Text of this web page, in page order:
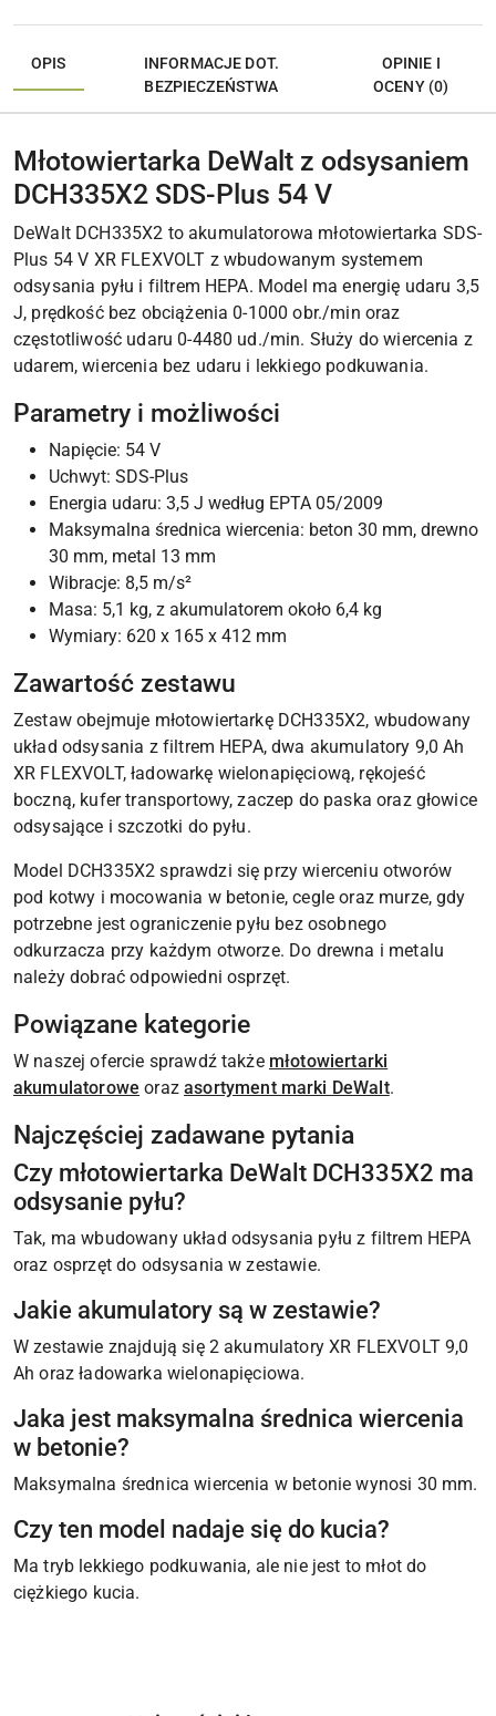
OPIS
INFORMACJE DOT.
BEZPIECZEŃSTWA
OPINIE I
OCENY (0)
Młotowiertarka DeWalt z odsysaniem
DCH335X2 SDS-Plus 54 V
DeWalt DCH335X2 to akumulatorowa młotowiertarka SDS-
Plus 54 V XR FLEXVOLT z wbudowanym systemem
odsysania pyłu i filtrem HEPA. Model ma energię udaru 3,5
J, prędkość bez obciążenia 0-1000 obr./min oraz
częstotliwość udaru 0-4480 ud./min. Służy do wiercenia z
udarem, wiercenia bez udaru i lekkiego podkuwania.
Parametry i możliwości
Napięcie: 54 V
Uchwyt: SDS-Plus
Energia udaru: 3,5 J według EPTA 05/2009
Maksymalna średnica wiercenia: beton 30 mm, drewno
30 mm, metal 13 mm
Wibracje: 8,5 m/s²
Masa: 5,1 kg, z akumulatorem około 6,4 kg
Wymiary: 620 x 165 x 412 mm
Zawartość zestawu
Zestaw obejmuje młotowiertarkę DCH335X2, wbudowany
układ odsysania z filtrem HEPA, dwa akumulatory 9,0 Ah
XR FLEXVOLT, ładowarkę wielonapięciową, rękojeść
boczną, kufer transportowy, zaczep do paska oraz głowice
odsysające i szczotki do pyłu.
Model DCH335X2 sprawdzi się przy wierceniu otworów
pod kotwy i mocowania w betonie, cegle oraz murze, gdy
potrzebne jest ograniczenie pyłu bez osobnego
odkurzacza przy każdym otworze. Do drewna i metalu
należy dobrać odpowiedni osprzęt.
Powiązane kategorie
W naszej ofercie sprawdź także młotowiertarki
akumulatorowe orazasortyment marki DeWalt.
Najczęściej zadawane pytania
Czy młotowiertarka DeWalt DCH335X2 ma
odsysanie pyłu?
Tak, ma wbudowany układ odsysania pyłu z filtrem HEPA
oraz osprzęt do odsysania w zestawie.
Jakie akumulatory są w zestawie?
W zestawie znajdują się 2 akumulatory XR FLEXVOLT 9,0
Ah oraz ładowarka wielonapięciowa.
Jaka jest maksymalna średnica wiercenia
w betonie?
Maksymalna średnica wiercenia w betonie wynosi 30 mm.
Czy ten model nadaje się do kucia?
Ma tryb lekkiego podkuwania, ale nie jest to młot do
ciężkiego kucia.